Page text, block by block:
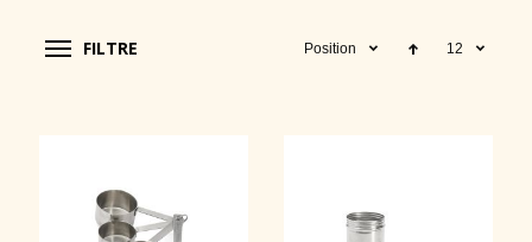
FILTRE Position 12